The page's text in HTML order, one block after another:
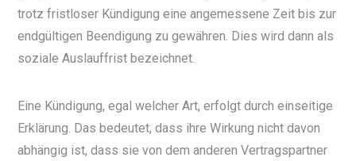
trotz fristloser Kündigung eine angemessene Zeit bis zur
endgültigen Beendigung zu gewähren. Dies wird dann als
soziale Auslauffrist bezeichnet.
Eine Kündigung, egal welcher Art, erfolgt durch einseitige
Erklärung. Das bedeutet, dass ihre Wirkung nicht davon
abhängig ist, dass sie von dem anderen Vertragspartner